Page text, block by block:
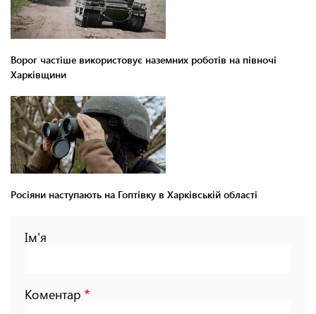
Ворог частіше використовує наземних роботів на півночі
Харківщини
Росіяни наступають на Гоптівку в Харківській області
Ім'я
Коментар